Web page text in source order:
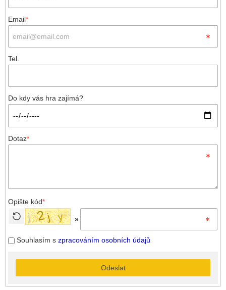
Email*
Tel.
Do kdy vás hra zajímá?
Dotaz*
Opište kód*
»
Souhlasím s zpracováním osobních údajů
Odeslat